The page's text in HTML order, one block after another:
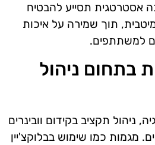
אסטרטגית תסייע להבטיח
תוך שמירה על איכות
למשתתפים.
בתחום ניהול
ניהול תקציב בקידום וובינרים
מגמות כמו שימוש בבלוקצ'יין